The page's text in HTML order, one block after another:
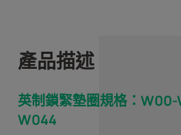
產品描述
英制鎖緊墊圈規格：
W044